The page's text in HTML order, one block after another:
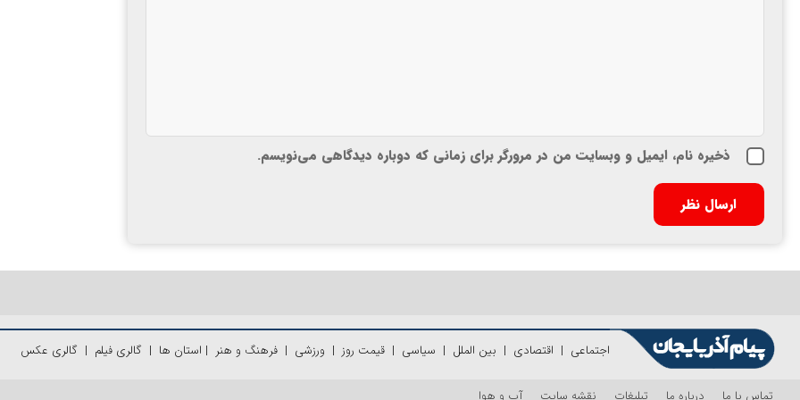
ذخیره نام، ایمیل و وبسایت من در مرورگر برای زمانی که دوباره دیدگاهی می‌نویسم.
اجتماعی | اقتصادی | بین الملل | سیاسی |قیمت روز | ورزشی |فرهنگ و هنر | استان ها | گالری فیلم | گالری عکس
تماس با ما درباره ما تبلیغات نقشه سایت آب و هوا